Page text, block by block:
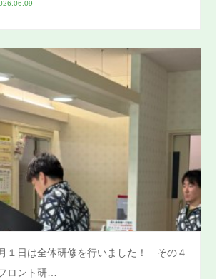
１日は全体研修を行いました！ その４
ロント研…